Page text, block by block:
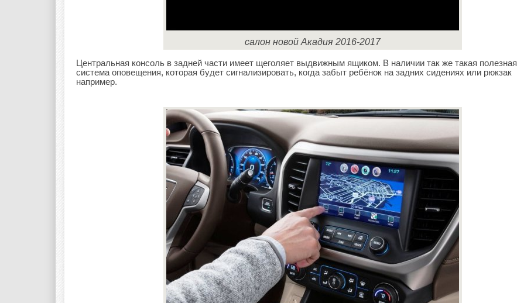
салон новой Акадия 2016-2017
Центральная консоль в задней части имеет щеголяет выдвижным ящиком. В наличии так же такая полезная
система оповещения, которая будет сигнализировать, когда забыт ребёнок на задних сидениях или рюкзак
например.